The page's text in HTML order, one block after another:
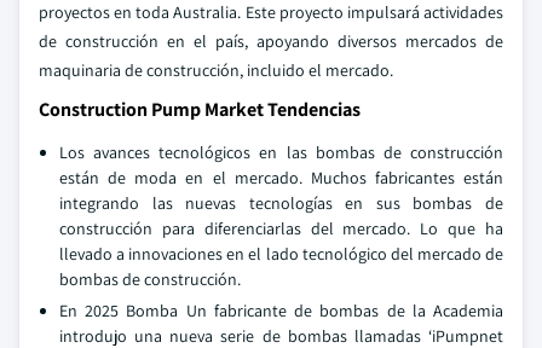
proyectos en toda Australia. Este proyecto impulsará actividades
de construcción en el país, apoyando diversos mercados de
maquinaria de construcción, incluido el mercado.
Construction Pump Market Tendencias
Los avances tecnológicos en las bombas de construcción
están de moda en el mercado. Muchos fabricantes están
integrando las nuevas tecnologías en sus bombas de
construcción para diferenciarlas del mercado. Lo que ha
llevado a innovaciones en el lado tecnológico del mercado de
bombas de construcción.
En 2025 Bomba Un fabricante de bombas de la Academia
introdujo una nueva serie de bombas llamadas ‘iPumpnet